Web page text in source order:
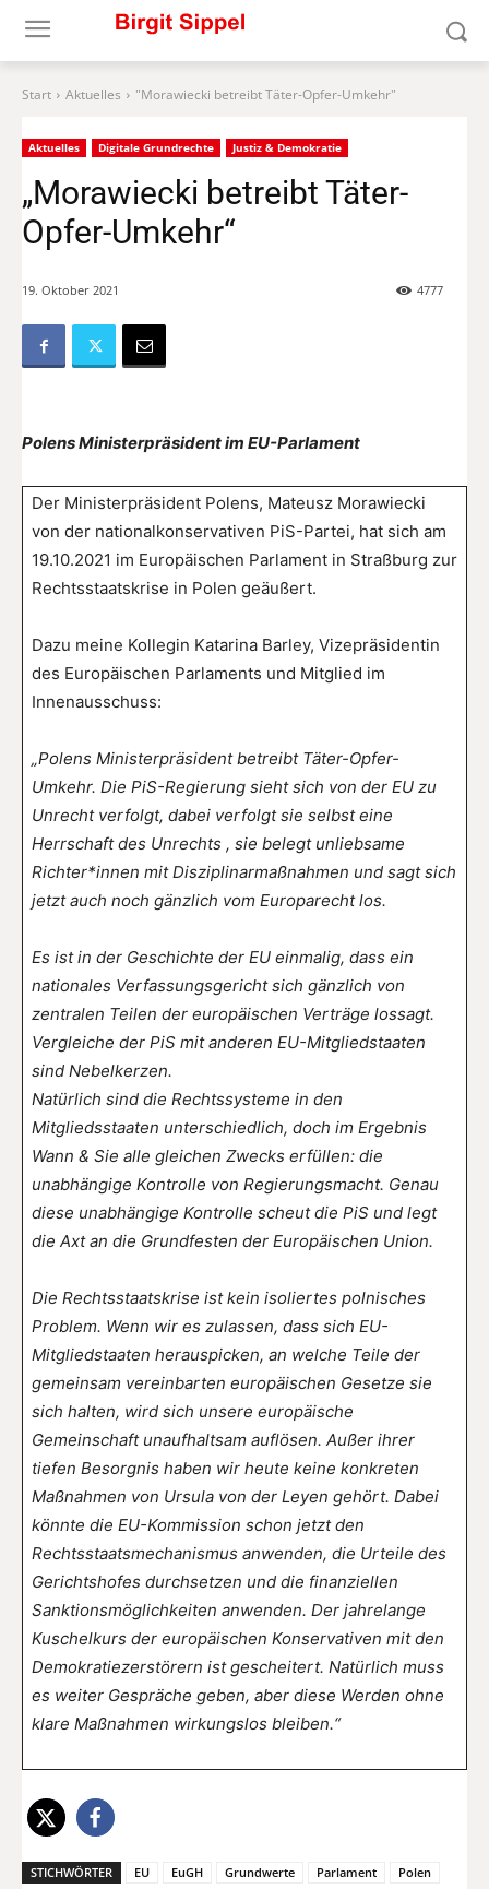
Start Aktuelles "Morawiecki betreibt Täter-Opfer-Umkehr"
Aktuelles Digitale Grundrechte Justiz & Demokratie
„Morawiecki betreibt Täter-
Opfer-Umkehr“
19. Oktober 2021 4777
Polens Ministerpräsident im EU-Parlament
Der Ministerpräsident Polens, Mateusz Morawiecki
von der nationalkonservativen PiS-Partei, hat sich am
19.10.2021 im Europäischen Parlament in Straßburg zur
Rechtsstaatskrise in Polen geäußert.
Dazu meine Kollegin Katarina Barley, Vizepräsidentin
des Europäischen Parlaments und Mitglied im
Innenausschuss:
„Polens Ministerpräsident betreibt Täter-Opfer-
Umkehr. Die PiS-Regierung sieht sich von der EU zu
Unrecht verfolgt, dabei verfolgt sie selbst eine
Herrschaft des Unrechts , sie belegt unliebsame
Richter*innen mit Disziplinarmaßnahmen und sagt sich
jetzt auch noch gänzlich vom Europarecht los.
Es ist in der Geschichte der EU einmalig, dass ein
nationales Verfassungsgericht sich gänzlich von
zentralen Teilen der europäischen Verträge lossagt.
Vergleiche der PiS mit anderen EU-Mitgliedstaaten
sind Nebelkerzen.
Natürlich sind die Rechtssysteme in den
Mitgliedsstaaten unterschiedlich, doch im Ergebnis
Wann & Sie alle gleichen Zwecks erfüllen: die
unabhängige Kontrolle von Regierungsmacht. Genau
diese unabhängige Kontrolle scheut die PiS und legt
die Axt an die Grundfesten der Europäischen Union.
Die Rechtsstaatskrise ist kein isoliertes polnisches
Problem. Wenn wir es zulassen, dass sich EU-
Mitgliedstaaten herauspicken, an welche Teile der
gemeinsam vereinbarten europäischen Gesetze sie
sich halten, wird sich unsere europäische
Gemeinschaft unaufhaltsam auflösen. Außer ihrer
tiefen Besorgnis haben wir heute keine konkreten
Maßnahmen von Ursula von der Leyen gehört. Dabei
könnte die EU-Kommission schon jetzt den
Rechtsstaatsmechanismus anwenden, die Urteile des
Gerichtshofes durchsetzen und die finanziellen
Sanktionsmöglichkeiten anwenden. Der jahrelange
Kuschelkurs der europäischen Konservativen mit den
Demokratiezerstörern ist gescheitert. Natürlich muss
es weiter Gespräche geben, aber diese Werden ohne
klare Maßnahmen wirkungslos bleiben.“
STICHWÖRTER EU EuGH Grundwerte Parlament
Polen